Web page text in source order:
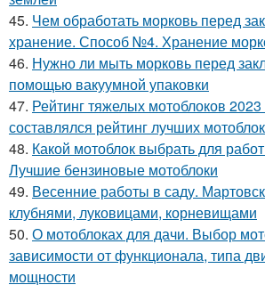
45. Чем обработать морковь перед
хранение. Способ №4. Хранение
46. Нужно ли мыть морковь перед
помощью вакуумной упаковки
47. Рейтинг тяжелых мотоблоков 2023
составлялся рейтинг лучших
48. Какой мотоблок выбрать для
Лучшие бензиновые мотоблоки
49. Весенние работы в саду.
клубнями, луковицами, корневищами
50. О мотоблоках для дачи. Выбор
зависимости от функционала, типа
мощности